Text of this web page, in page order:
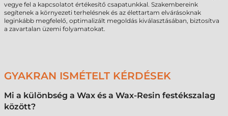
vegye fel a kapcsolatot értékesítő csapatunkkal. Szakembereink
segítenek a környezeti terhelésnek és az élettartam elvárásoknak
leginkább megfelelő, optimalizált megoldás kiválasztásában, biztosítva
a zavartalan üzemi folyamatokat.
GYAKRAN ISMÉTELT KÉRDÉSEK
Mi a különbség a Wax és a Wax-Resin festékszalag
között?